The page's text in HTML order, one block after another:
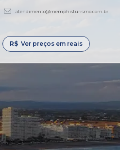
atendimento@memphisturismo.com.br
R$ Ver preços em reais